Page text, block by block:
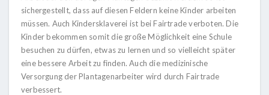
sichergestellt, dass auf diesen Feldern keine Kinder arbeiten
müssen. Auch Kindersklaverei ist bei Fairtrade verboten. Die
Kinder bekommen somit die große Möglichkeit eine Schule
besuchen zu dürfen, etwas zu lernen und so vielleicht später
eine bessere Arbeit zu finden. Auch die medizinische
Versorgung der Plantagenarbeiter wird durch Fairtrade
verbessert.